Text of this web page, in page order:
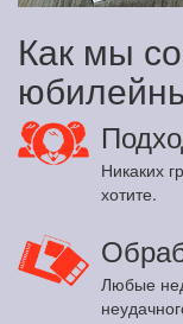
Как мы
Никаких
хотите.
Любые